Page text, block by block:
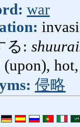
war
る:
(upon),
侵略